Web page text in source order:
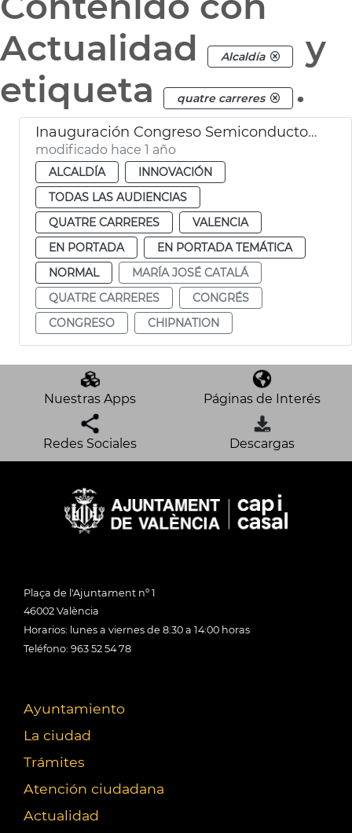
Actualidad
Alcaldía
y
etiqueta
quatre carreres .
Inauguración Congreso Semiconductores CHIPNATION
modificado hace 1 año
ALCALDÍA
INNOVACIÓN
TODAS LAS AUDIENCIAS
QUATRE CARRERES
VALENCIA
EN PORTADA
EN PORTADA TEMÁTICA
NORMAL
MARÍA JOSÉ CATALÁ
QUATRE CARRERES
CONGRÉS
CONGRESO
CHIPNATION
Nuestras Apps Páginas de Interés
Redes Sociales Descargas
Plaça de l'Ajuntament nº 1
46002 València
Horarios: lunes a viernes de 8:30 a 14:00 horas
Teléfono: 963 52 54 78
Ayuntamiento
La ciudad
Trámites
Atención ciudadana
Actualidad